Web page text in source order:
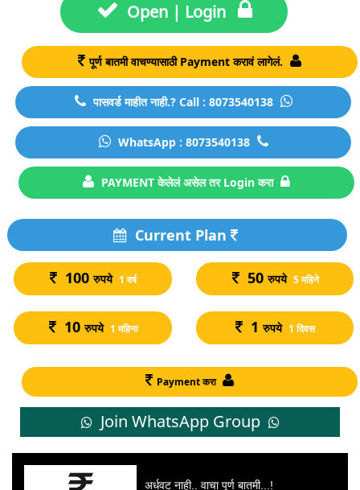
Open | Login
पूर्ण बातमी वाचण्यासाठी Payment करावं लागेलं.
पासवर्ड माहीत नाही.? Call : 8073540138
WhatsApp : 8073540138
PAYMENT केलेलं असेल तर Login करा
Current Plan
100 रुपये 1 वर्ष 50 रुपये 5 महिने
10 रुपये 1 महिना 1 रुपये 1 दिवस
Payment करा
Join WhatsApp Group
अर्धवट नाही.. वाचा पूर्ण बातमी...!